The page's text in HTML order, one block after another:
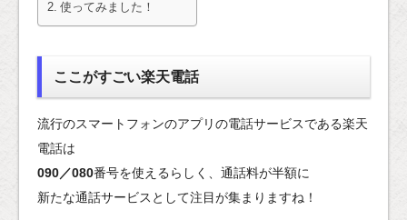
使ってみました！
ここがすごい楽天電話
流行のスマートフォンのアプリの電話サービスである楽天
電話は
090／080番号を使えるらしく、通話料が半額に
新たな通話サービスとして注目が集まりますね！